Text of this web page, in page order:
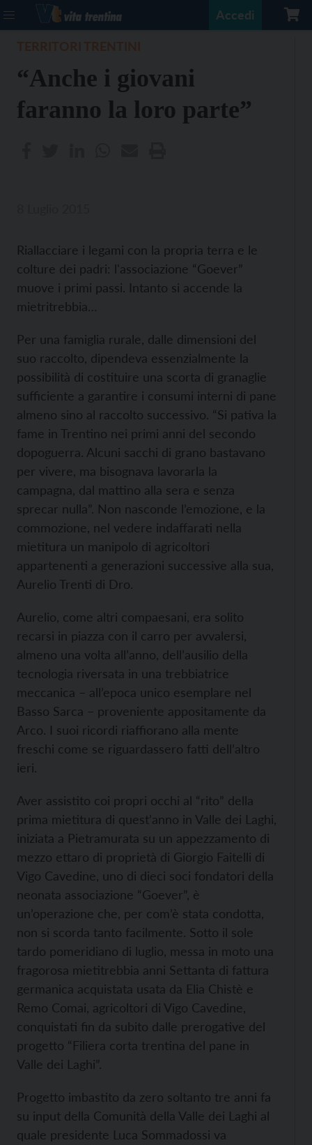
Accedi
“Anche i giovani
faranno la loro parte”
Riallacciare i legami con la propria terra e le
colture dei padri: l'associazione “Goever”
muove i primi passi. Intanto si accende la
mietritrebbia…
Per una famiglia rurale, dalle dimensioni del
suo raccolto, dipendeva essenzialmente la
possibilità di costituire una scorta di granaglie
sufficiente a garantire i consumi interni di pane
almeno sino al raccolto successivo. “Si pativa la
fame in Trentino nei primi anni del secondo
dopoguerra. Alcuni sacchi di grano bastavano
per vivere, ma bisognava lavorarla la
campagna, dal mattino alla sera e senza
sprecar nulla”. Non nasconde l’emozione, e la
commozione, nel vedere indaffarati nella
mietitura un manipolo di agricoltori
appartenenti a generazioni successive alla sua,
Aurelio Trenti di Dro.
Aurelio, come altri compaesani, era solito
recarsi in piazza con il carro per avvalersi,
almeno una volta all’anno, dell’ausilio della
tecnologia riversata in una trebbiatrice
meccanica – all’epoca unico esemplare nel
Basso Sarca – proveniente appositamente da
Arco. I suoi ricordi riaffiorano alla mente
freschi come se riguardassero fatti dell’altro
ieri.
Aver assistito coi propri occhi al “rito” della
prima mietitura di quest’anno in Valle dei Laghi,
iniziata a Pietramurata su un appezzamento di
mezzo ettaro di proprietà di Giorgio Faitelli di
Vigo Cavedine, uno di dieci soci fondatori della
neonata associazione “Goever”, è
un’operazione che, per com’è stata condotta,
non si scorda tanto facilmente. Sotto il sole
tardo pomeridiano di luglio, messa in moto una
fragorosa mietitrebbia anni Settanta di fattura
germanica acquistata usata da Elia Chistè e
Remo Comai, agricoltori di Vigo Cavedine,
conquistati fin da subito dalle prerogative del
progetto “Filiera corta trentina del pane in
Valle dei Laghi”.
Progetto imbastito da zero soltanto tre anni fa
su input della Comunità della Valle dei Laghi al
quale presidente Luca Sommadossi va